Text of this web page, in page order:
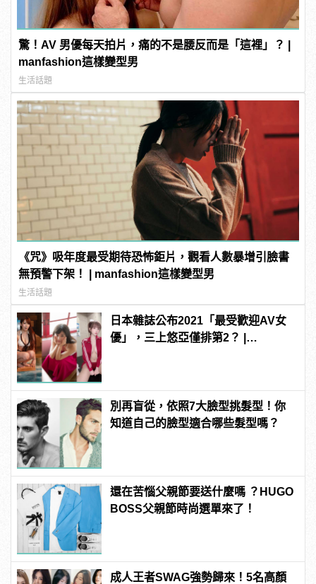
驚！AV 男優每天拍片，痛的不是腰反而是「這裡」？ |
manfashion這樣變型男
生活話題
《咒》吸年度最受期待恐怖鉅片，觀看人數暴增引臉書
無預警下架！ | manfashion這樣變型男
生活話題
日本雜誌公布2021「最受歡迎AV女
優」，三上悠亞僅排第2？ |
別再盲從，依照7大臉型挑髮型！你
知道自己的臉型適合哪些髮型嗎？
還在苦惱父親節要送什麼嗎 ？HUGO
BOSS父親節時尚選單來了！
成人王者SWAG強勢歸來！5名高顏